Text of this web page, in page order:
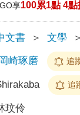
享100累1點 4點
文書 ＞ 文學 ＞
岡崎琢磨 追
追
玟伶